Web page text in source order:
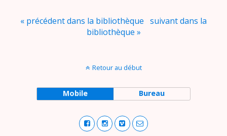
« précédent dans la bibliothèque suivant dans la
bibliothèque »
Retour au début
Mobile Bureau